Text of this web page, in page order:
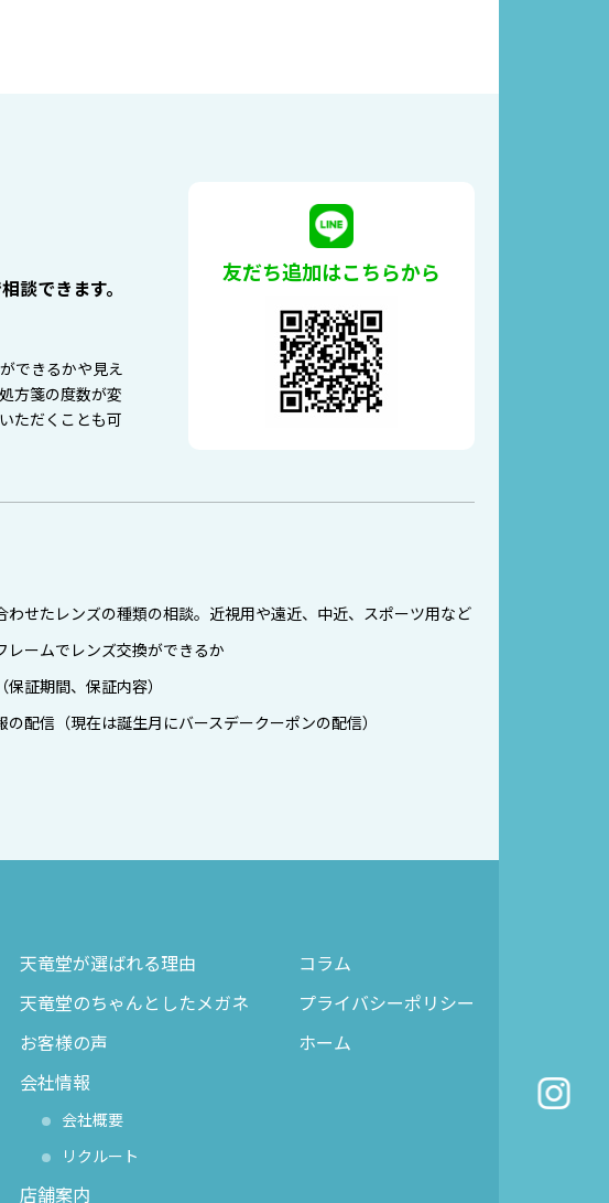
談できます。
できるかや見え
方箋の度数が変
ただくことも可
友だち追加はこちらから
わせたレンズの種類の相談。近視用や遠近、中近、スポーツ用など
レームでレンズ交換ができるか
証期間、保証内容）
の配信（現在は誕生月にバースデークーポンの配信）
天竜堂が選ばれる理由
天竜堂のちゃんとしたメガネ
お客様の声
会社情報
会社概要
リクルート
店舗案内
コラム
プライバシーポリシー
ホーム